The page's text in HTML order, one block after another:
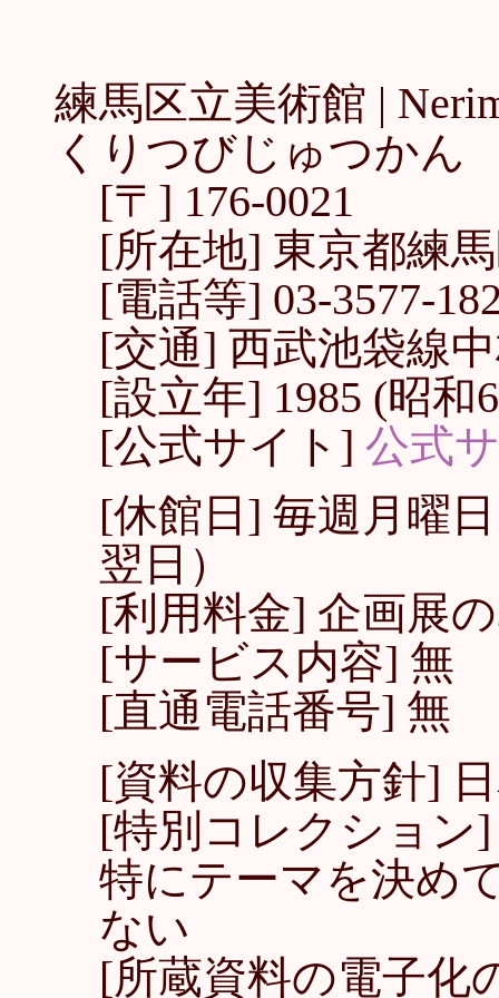
練馬区立美術館 |
くりつびじゅつかん
[〒] 176-0021
[所在地] 東京都練
[電話等] 03-3577-
[交通] 西武池袋線
[設立年] 1985 (昭和
[公式サイト] 公式
[休館日] 毎週月曜
翌日）
[利用料金] 企画展
[サービス内容] 無
[直通電話番号] 無
[資料の収集方針]
[特別コレクション
特にテーマを決め
ない
[所蔵資料の電子